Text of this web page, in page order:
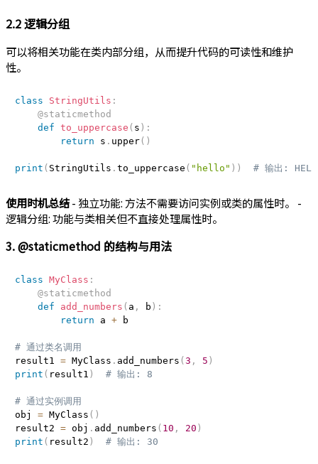
2.2 逻辑分组
可以将相关功能在类内部分组，从而提升代码的可读性和维护
性。
class StringUtils :
@staticmethod
def to_uppercase ( s ) :
return s . upper( )
print ( StringUtils . to_uppercase ( "hello" ) ) # 输出:
使用时机总结- 独立功能: 方法不需要访问实例或类的属性时。 -
逻辑分组: 功能与类相关但不直接处理属性时。
3. @staticmethod 的结构与用法
class MyClass :
@staticmethod
def
add_numbers ( a , b ) :
return a + b
# 通过类名调用
result1 = MyClass . add_numbers (3 , 5 )
print ( result1 ) # 输出: 8
# 通过实例调用
obj = MyClass ( )
result2 = obj . add_numbers ( 10 , 20 )
print ( result2 ) # 输出: 30